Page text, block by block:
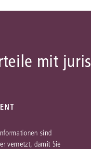
mit juris
sind
vernetzt, damit Sie